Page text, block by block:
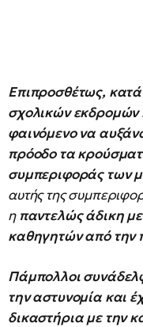
Επιπροσθέτως,
σχολικών εκδρομών
φαινόμενο να
πρόοδο τα
συμπεριφοράς των
αυτής της
η παντελώς άδικη
καθηγητών από την
Πάμπολλοι
την αστυνομία και
δικαστήρια με την